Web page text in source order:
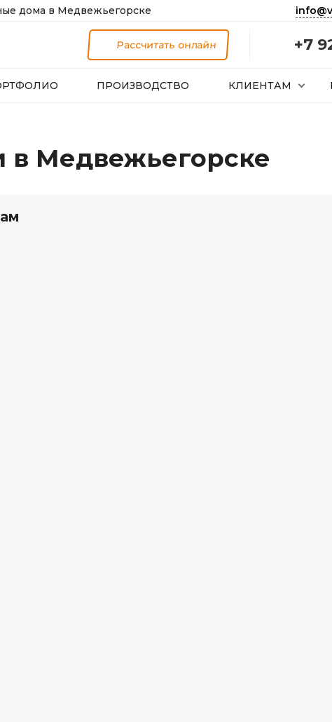
дома в Медвежьегорске
Рассчитать онлайн +7
ПРОИЗВОДСТВО КЛИЕНТАМ
в Медвежьегорске